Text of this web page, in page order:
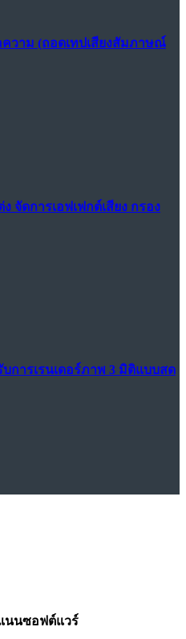
วาม (ถอดเทปเสียงสัมภาษณ์
จัดการเอฟเฟกต์เสียง กรอง
บการเรนเดอร์ภาพ 3 มิติแบบสด
นนซอฟต์แวร์